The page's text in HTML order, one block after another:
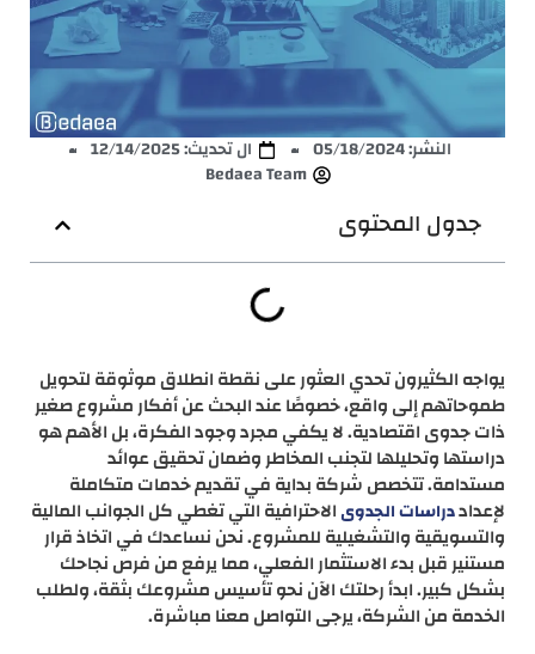
النشر:05/18/2024
ال تحديث: 12/14/2025
Bedaea Team
جدول المحتوى
يواجه الكثيرون تحدي العثور على نقطة انطلاق موثوقة لتحويل
طموحاتهم إلى واقع، خصوصًا عند البحث عن أفكار مشروع صغير
ذات جدوى اقتصادية. لا يكفي مجرد وجود الفكرة، بل الأهم هو
دراستها وتحليلها لتجنب المخاطر وضمان تحقيق عوائد
مستدامة. تتخصص شركة بداية في تقديم خدمات متكاملة
لإعداددراسات الجدوىالاحترافية التي تغطي كل الجوانب المالية
والتسويقية والتشغيلية للمشروع. نحن نساعدك في اتخاذ قرار
مستنير قبل بدء الاستثمار الفعلي، مما يرفع من فرص نجاحك
بشكل كبير. ابدأ رحلتك الآن نحو تأسيس مشروعك بثقة، ولطلب
الخدمة من الشركة، يرجى التواصل معنا مباشرة.